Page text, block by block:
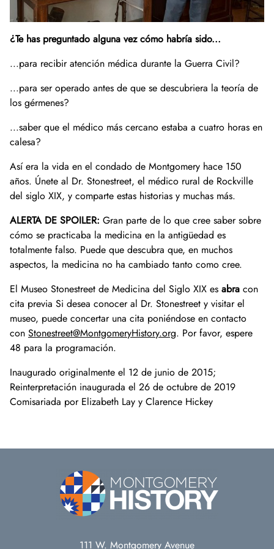
Donaciones a la Biblioteca y Colecciones
Colección de fotografías
Periódicos del condado de Montgomery
Historias orales
Donaciones de colecciones de museos
Bóveda de vídeo
Historia afroamericana
La historia del condado de Montgomery
Otros sitios y organizaciones históricos
Oficina de Conferenciantes
Día Nacional de la Historia
Lista
Eventos destacados
Preguntas frecuentes
Liderazgo
Consejo de Administración
Carreras profesionales
Cómo donar
Hacer una donación
Dejar un legado
Donación de acciones
Regalos en honor o memoria
Únase a nuestra lista de correo
Oportunidades de voluntariado
Donar ahora
Buscar en
English
¿Te has preguntado alguna vez cómo habría sido...
...para recibir atención médica durante la Guerra Civil?
...para ser operado antes de que se descubriera la teoría de
los gérmenes?
...saber que el médico más cercano estaba a cuatro horas en
calesa?
Así era la vida en el condado de Montgomery hace 150
años. Únete al Dr. Stonestreet, el médico rural de Rockville
del siglo XIX, y comparte estas historias y muchas más.
ALERTA DE SPOILER: Gran parte de lo que cree saber sobre
cómo se practicaba la medicina en la antigüedad es
totalmente falso. Puede que descubra que, en muchos
aspectos, la medicina no ha cambiado tanto como cree.
El Museo Stonestreet de Medicina del Siglo XIX es abra con
cita previa Si desea conocer al Dr. Stonestreet y visitar el
museo, puede concertar una cita poniéndose en contacto
con Stonestreet@MontgomeryHistory.org. Por favor, espere
48 para la programación.
Inaugurado originalmente el 12 de junio de 2015;
Reinterpretación inaugurada el 26 de octubre de 2019
Comisariada por Elizabeth Lay y Clarence Hickey
111 W. Montgomery Avenue